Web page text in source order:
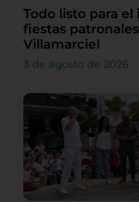
Todo listo para el
fiestas
Villamarciel
3 de agosto de 2026